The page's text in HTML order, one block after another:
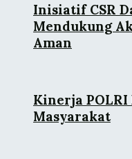
Inisiatif CSR
Mendukung
Aman
Kinerja
Masyarakat